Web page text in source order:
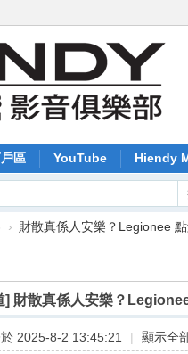
區 YouTube Hiendy
› 財散真係人安樂？Legionee 點
] 財散真係人安樂？
2025-8-2 13:45:21 | 顯示全